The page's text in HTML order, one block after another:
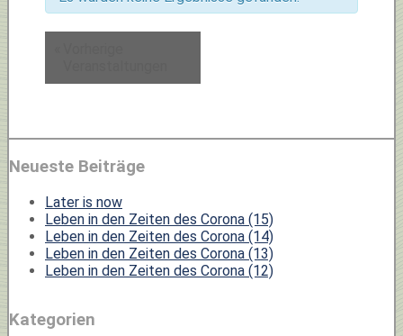
Neueste Beiträge
Later is now
Leben in den Zeiten des Corona (15)
Leben in den Zeiten des Corona (14)
Leben in den Zeiten des Corona (13)
Leben in den Zeiten des Corona (12)
Kategorien